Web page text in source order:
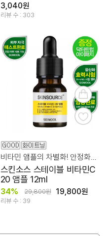
3,040원
리뷰 수 : 303
비타민 앰플의 차별화! 안정화된 미백 집중 케어
스킨소스 스테이블 비타민C
20 앰플 12ml
34% 29,800원 19,800원
리뷰 수 : 39